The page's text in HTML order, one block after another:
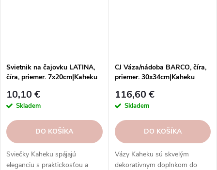
Svietnik na čajovku LATINA,
číra, priemer. 7x20cm|Kaheku
10,10 €
Skladem
DO KOŠÍKA
Sviečky Kaheku spájajú
eleganciu s praktickosťou a
CJ Váza/nádoba BARCO, číra,
priemer. 30x34cm|Kaheku
116,60 €
Skladem
DO KOŠÍKA
Vázy Kaheku sú skvelým
dekoratívnym doplnkom do